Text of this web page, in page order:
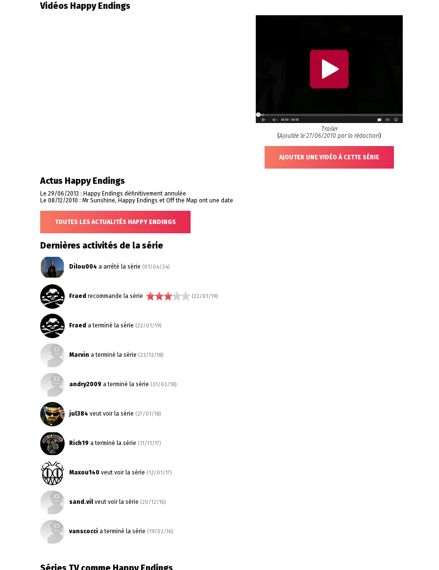
Vidéos Happy Endings
Trailer
(Ajoutée le 27/06/2010 par la rédaction)
AJOUTER UNE VIDÉO À CETTE SÉRIE
Actus Happy Endings
Le 29/06/2013 : Happy Endings définitivement annulée
Le 08/12/2010 : Mr Sunshine, Happy Endings et Off the Map ont une date
TOUTES LES ACTUALITÉS HAPPY ENDINGS
Dernières activités de la série
Dilou004 a arrêté la série (01/04/24)
Fraed recommande la série (22/01/19)
Fraed a terminé la série (22/01/19)
Marvin a terminé la série (23/12/18)
andry2009 a terminé la série (31/03/18)
jul384 veut voir la série (27/01/18)
Rich19 a terminé la série (11/11/17)
Maxou140 veut voir la série (12/01/17)
sand.vil veut voir la série (20/12/16)
vanscocci a terminé la série (19/02/16)